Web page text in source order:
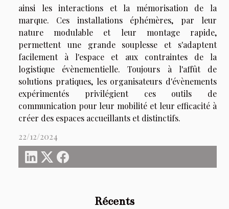
Récents
ainsi les interactions et la mémorisation de la
marque. Ces installations éphémères, par leur
nature modulable et leur montage rapide,
permettent une grande souplesse et s'adaptent
facilement à l'espace et aux contraintes de la
logistique évènementielle. Toujours à l'affût de
solutions pratiques, les organisateurs d'évènements
expérimentés privilégient ces outils de
communication pour leur mobilité et leur efficacité à
créer des espaces accueillants et distinctifs.
22/12/2024